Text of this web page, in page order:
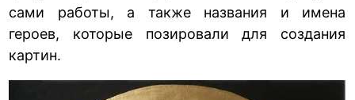
сами работы, а также названия и имена
героев, которые позировали для создания
картин.